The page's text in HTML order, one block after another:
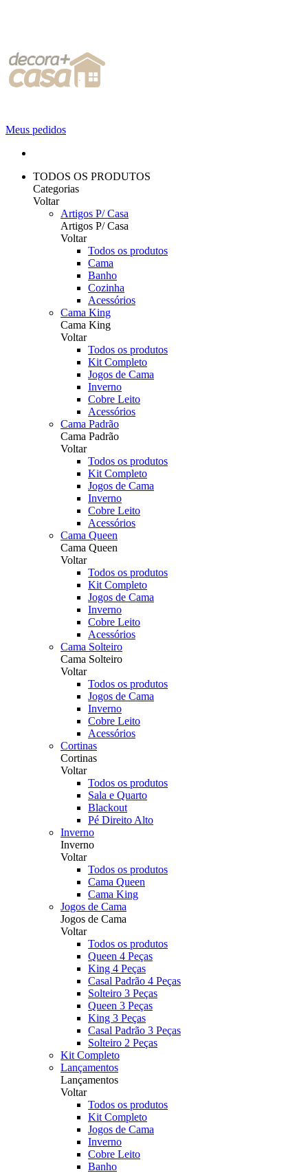
Meus pedidos
TODOS OS PRODUTOS
Categorias
Voltar
Artigos P/ Casa
Artigos P/ Casa
Voltar
Todos os produtos
Cama
Banho
Cozinha
Acessórios
Cama King
Cama King
Voltar
Todos os produtos
Kit Completo
Jogos de Cama
Inverno
Cobre Leito
Acessórios
Cama Padrão
Cama Padrão
Voltar
Todos os produtos
Kit Completo
Jogos de Cama
Inverno
Cobre Leito
Acessórios
Cama Queen
Cama Queen
Voltar
Todos os produtos
Kit Completo
Jogos de Cama
Inverno
Cobre Leito
Acessórios
Cama Solteiro
Cama Solteiro
Voltar
Todos os produtos
Jogos de Cama
Inverno
Cobre Leito
Acessórios
Cortinas
Cortinas
Voltar
Todos os produtos
Sala e Quarto
Blackout
Pé Direito Alto
Inverno
Inverno
Voltar
Todos os produtos
Cama Queen
Cama King
Jogos de Cama
Jogos de Cama
Voltar
Todos os produtos
Queen 4 Peças
King 4 Peças
Casal Padrão 4 Peças
Solteiro 3 Peças
Queen 3 Peças
King 3 Peças
Casal Padrão 3 Peças
Solteiro 2 Peças
Kit Completo
Lançamentos
Lançamentos
Voltar
Todos os produtos
Kit Completo
Jogos de Cama
Inverno
Cobre Leito
Banho